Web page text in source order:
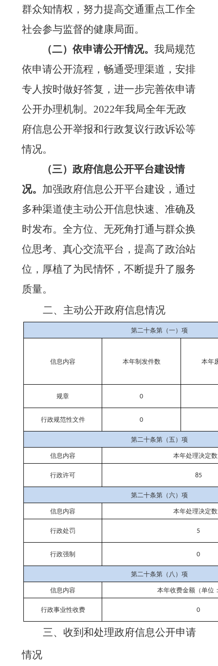
群众知情权，努力提高交通重点工作全
社会参与监督的健康局面。
（二）依申请公开情况。我局规范
依申请公开流程，畅通受理渠道，安排
专人按时做好答复，进一步完善依申请
公开办理机制。 2022年我局全年无政
府信息公开举报和行政复议行政诉讼等
情况。
（三）政府信息公开平台建设情
况。 加强政府信息公开平台建设，通过
多种渠道使主动公开信息快速、准确及
时发布。全方位、无死角打通与群众换
位思考、真心交流平台，提高了政治站
位，厚植了为民情怀，不断提升了服务
质量。
二、主动公开政府信息情况
第二十条第（一）项
信息内容 本年制发件数 本年
规章 0
行政规范性文件 0
第二十条第（五）项
信息内容 本年处理决定
行政许可 85
第二十条第（六）项
信息内容 本年处理决定
行政处罚 5
行政强制 0
第二十条第（八）项
信息内容 本年收费金额（单位
行政事业性收费 0
三、收到和处理政府信息公开申请
情况